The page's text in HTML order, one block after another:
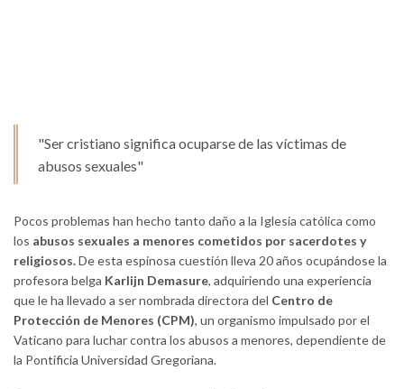
"Ser cristiano significa ocuparse de las víctimas de
abusos sexuales"
Pocos problemas han hecho tanto daño a la Iglesia católica como
los abusos sexuales a menores cometidos por sacerdotes y
religiosos.De esta espinosa cuestión lleva 20 años ocupándose la
profesora belga Karlijn Demasure, adquiriendo una experiencia
que le ha llevado a ser nombrada directora del Centro de
Protección de Menores (CPM), un organismo impulsado por el
Vaticano para luchar contra los abusos a menores, dependiente de
la Pontificia Universidad Gregoriana.